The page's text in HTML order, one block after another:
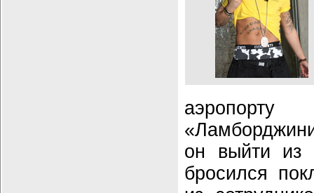
он выйти из
бросился